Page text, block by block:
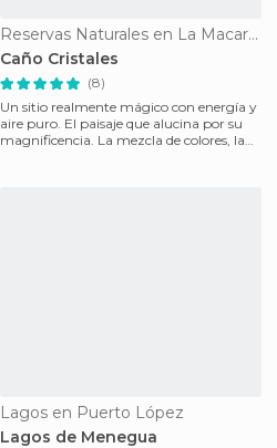
Reservas Naturales en La Macarena
Caño Cristales
(8)
Un sitio realmente mágico con energía y
aire puro. El paisaje que alucina por su
magnificencia. La mezcla de colores, la
Lagos en Puerto López
Lagos de Menegua